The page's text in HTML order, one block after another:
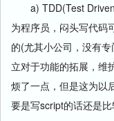
a) TDD(Test Driven
为程序员，闷头写代码
的(尤其小公司，没有
立对于功能的拓展，维
烦了一点，但是这为以
要是写script的话还是比